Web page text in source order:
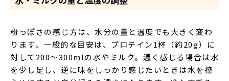
粉っぽさの感じ方は、水分の量と温度でも大きく変わ
ります。一般的な目安は、プロテイン1杯（約20g）に
対して200〜300mlの水やミルク。濃く感じる場合は水
を少し足し、逆に味をしっかり感じたいときは水を控